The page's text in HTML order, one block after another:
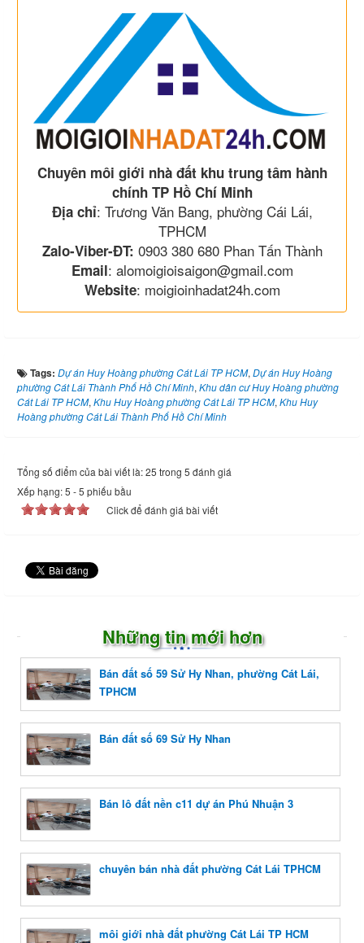
Chuyên môi giới nhà đất khu trung tâm hành
chính TP Hồ Chí Minh
Địa chỉ: Trương Văn Bang, phường Cái Lái,
TPHCM
Zalo-Viber-ĐT: 0903 380 680 Phan Tấn Thành
Email: alomoigioisaigon@gmail.com
Website: moigioinhadat24h.com
Tags: Dự án Huy Hoàng phường Cát Lái TP HCM, Dự án Huy Hoàng
phường Cát Lái Thành Phố Hồ Chí Minh, Khu dân cư Huy Hoàng phường
Cát Lái TP HCM, Khu Huy Hoàng phường Cát Lái TP HCM, Khu Huy
Hoàng phường Cát Lái Thành Phố Hồ Chí Minh
Tổng số điểm của bài viết là: 25 trong 5 đánh giá
Xếp hạng:5 -5 phiếu bầu
Click để đánh giá bài viết
Những tin mới hơn
Bán đất số 59 Sử Hy Nhan, phường Cát Lái,
TPHCM
Bán đất số 69 Sử Hy Nhan
Bán lô đất nền c11 dự án Phú Nhuận 3
chuyên bán nhà đất phường Cát Lái TPHCM
môi giới nhà đất phường Cát Lái TP HCM